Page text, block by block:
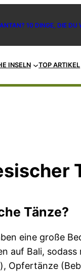
10 DINGE, DIE DU
INSELN TOP ARTIKEL
Tänze?
eine große
auf Bali,
Opfertänze